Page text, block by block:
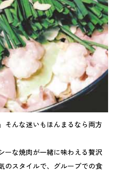
そんな迷いもほんまるなら両方
ーな焼肉が一緒に味わえる贅沢
のスタイルで、グループでの食